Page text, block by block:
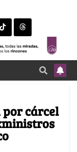
por cárcel